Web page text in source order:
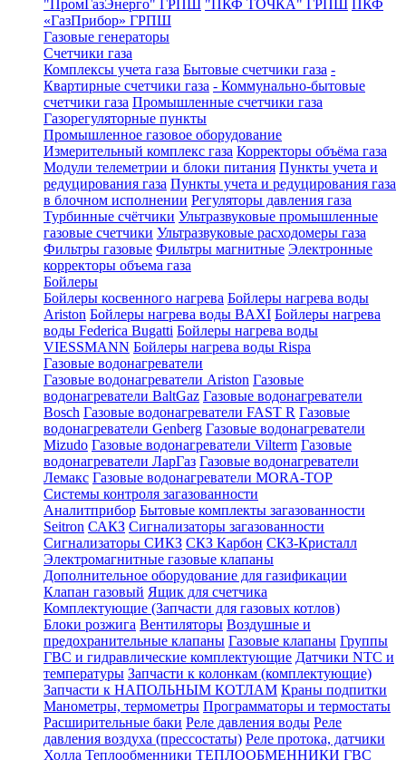
"ПромГазЭнерго" ГРПШ "ПКФ ТОЧКА" ГРПШ ПКФ
«ГазПрибор» ГРПШ
Газовые генераторы
Счетчики газа
Комплексы учета газа Бытовые счетчики газа -
Квартирные счетчики газа - Коммунально-бытовые
счетчики газа Промышленные счетчики газа
Газорегуляторные пункты
Промышленное газовое оборудование
Измерительный комплекс газа Корректоры объёма газа
Модули телеметрии и блоки питания Пункты учета и
редуцирования газа Пункты учета и редуцирования газа
в блочном исполнении Регуляторы давления газа
Турбинные счётчики Ультразвуковые промышленные
газовые счетчики Ультразвуковые расходомеры газа
Фильтры газовые Фильтры магнитные Электронные
корректоры объема газа
Бойлеры
Бойлеры косвенного нагрева Бойлеры нагрева воды
Ariston Бойлеры нагрева воды BAXI Бойлеры нагрева
воды Federica Bugatti Бойлеры нагрева воды
VIESSMANN Бойлеры нагрева воды Rispa
Газовые водонагреватели
Газовые водонагреватели Ariston Газовые
водонагреватели BaltGaz Газовые водонагреватели
Bosch Газовые водонагреватели FAST R Газовые
водонагреватели Genberg Газовые водонагреватели
Mizudo Газовые водонагреватели Vilterm Газовые
водонагреватели ЛарГаз Газовые водонагреватели
Лемакс Газовые водонагреватели MORA-TOP
Системы контроля загазованности
Аналитприбор Бытовые комплекты загазованности
Seitron САКЗ Сигнализаторы загазованности
Сигнализаторы СИКЗ СКЗ Карбон СКЗ-Кристалл
Электромагнитные газовые клапаны
Дополнительное оборудование для газификации
Клапан газовый Ящик для счетчика
Комплектующие (Запчасти для газовых котлов)
Блоки розжига Вентиляторы Воздушные и
предохранительные клапаны Газовые клапаны Группы
ГВС и гидравлические комплектующие Датчики NTC и
температуры Запчасти к колонкам (комплектующие)
Запчасти к НАПОЛЬНЫМ КОТЛАМ Краны подпитки
Манометры, термометры Программаторы и термостаты
Расширительные баки Реле давления воды Реле
давления воздуха (прессостаты) Реле протока, датчики
Холла Теплообменники ТЕПЛООБМЕННИКИ ГВС